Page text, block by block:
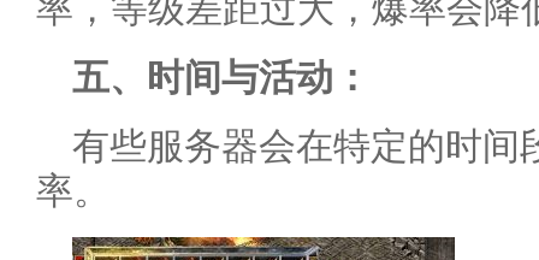
率，等级差距过大，爆率会降
五、时间与活动：
有些服务器会在特定的时间
率。